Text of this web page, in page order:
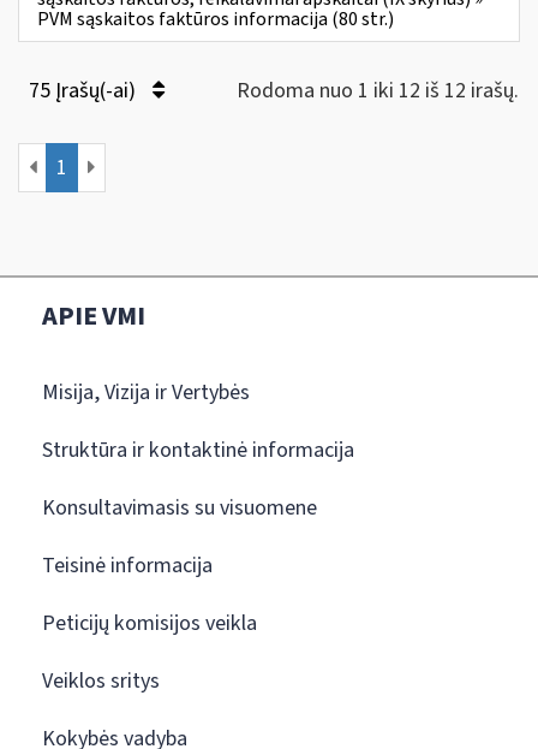
PVM sąskaitos faktūros informacija (80 str.)
75 Įrašų(-ai) Rodoma nuo 1 iki 12 iš 12 irašų.
1
APIE VMI
Misija, Vizija ir Vertybės
Struktūra ir kontaktinė informacija
Konsultavimasis su visuomene
Teisinė informacija
Peticijų komisijos veikla
Veiklos sritys
Kokybės vadyba